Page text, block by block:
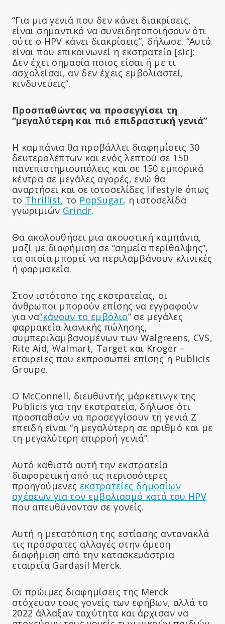
“Για μια γενιά που δεν κάνει διακρίσεις,
είναι σημαντικό να συνειδητοποιήσουν ότι
ούτε ο HPV κάνει διακρίσεις”, δήλωσε. “Αυτό
είναι που επικοινωνεί η εκστρατεία [sic]:
Δεν έχει σημασία ποιος είσαι ή με τι
ασχολείσαι, αν δεν έχεις εμβολιαστεί,
κινδυνεύεις”.
Προσπαθώντας να προσεγγίσει τη
“μεγαλύτερη και πιό επιδραστική γενιά”
Η καμπάνια θα προβάλλει διαφημίσεις 30
δευτερολέπτων και ενός λεπτού σε 150
πανεπιστημιουπόλεις και σε 150 εμπορικά
κέντρα σε μεγάλες αγορές, ενώ θα
αναρτήσει και σε ιστοσελίδες lifestyle όπως
το Thrillist, το PopSugar, η ιστοσελίδα
γνωριμιών Grindr.
Θα ακολουθήσει μια ακουστική καμπάνια,
μαζί με διαφήμιση σε “σημεία περίθαλψης”,
τα οποία μπορεί να περιλαμβάνουν κλινικές
ή φαρμακεία.
Στον ιστότοπο της εκστρατείας, οι
άνθρωποι μπορούν επίσης να εγγραφούν
για να“κάνουν το εμβόλιο” σε μεγάλες
φαρμακεία λιανικής πώλησης,
συμπεριλαμβανομένων των Walgreens, CVS,
Rite Aid, Walmart, Target και Kroger –
εταιρείες που εκπροσωπεί επίσης η Publicis
Groupe.
Ο McConnell, διευθυντής μάρκετινγκ της
Publicis για την εκστρατεία, δήλωσε ότι
προσπαθούν να προσεγγίσουν τη γενιά Z
επειδή είναι “η μεγαλύτερη σε αριθμό και με
τη μεγαλύτερη επιρροή γενιά”.
Αυτό καθιστά αυτή την εκστρατεία
διαφορετική από τις περισσότερες
προηγούμενες εκστρατείες δημοσίων
σχέσεων για τον εμβολιασμό κατά του HPV
που απευθύνονταν σε γονείς.
Αυτή η μετατόπιση της εστίασης αντανακλά
τις πρόσφατες αλλαγές στην άμεση
διαφήμιση από την κατασκευάστρια
εταιρεία Gardasil Merck.
Οι πρώιμες διαφημίσεις της Merck
στόχευαν τους γονείς των εφήβων, αλλά το
2022 άλλαξαν ταχύτητα και άρχισαν να